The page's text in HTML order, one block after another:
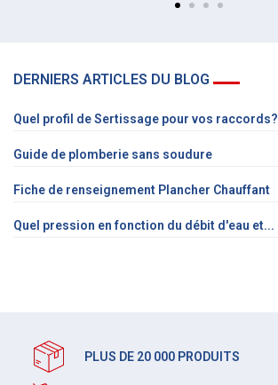
DERNIERS ARTICLES DU BLOG
Quel profil de Sertissage pour vos raccords?
Guide de plomberie sans soudure
Fiche de renseignement Plancher Chauffant
Quel pression en fonction du débit d'eau et...
PLUS DE 20 000 PRODUITS